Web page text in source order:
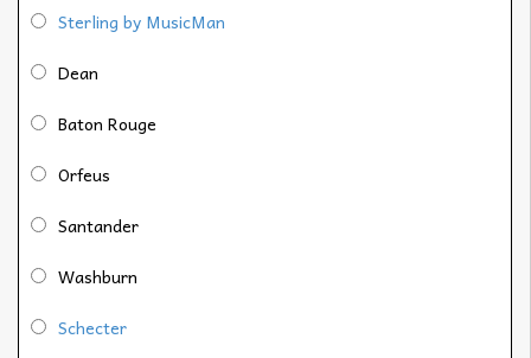
Sterling by MusicMan
Dean
Baton Rouge
Orfeus
Santander
Washburn
Schecter